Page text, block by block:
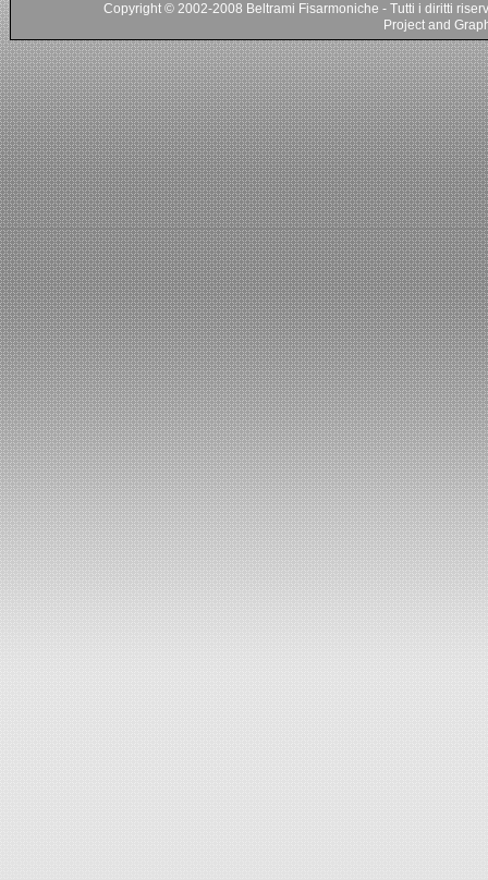
Copyright © 2002-2008 Beltrami Fisarmoniche - Tutti i diritti
Project and